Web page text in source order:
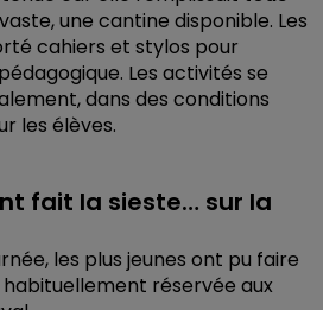
une cantine disponible. Les
cahiers et stylos pour
Les activités se
dans des conditions
les élèves.
fait la sieste… sur la
les plus jeunes ont pu faire
habituellement réservée aux